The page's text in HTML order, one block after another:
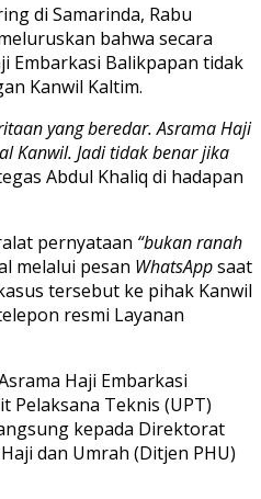
di Samarinda, Rabu
bahwa secara
Embarkasi Balikpapan tidak
Kanwil Kaltim.
yang beredar. Asrama Haji
Kanwil. Jadi tidak benar jika
Abdul Khaliq di hadapan
pernyataan “bukan ranah
melalui pesan WhatsAppsaat
tersebut ke pihak Kanwil
resmi Layanan
Haji Embarkasi
Pelaksana Teknis (UPT)
kepada Direktorat
dan Umrah (Ditjen PHU)